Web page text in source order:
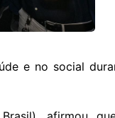
e no social